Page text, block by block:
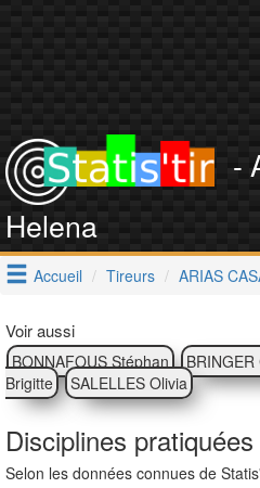
-
Helena
Accueil Tireurs ARIAS
Voir aussi
BONNAFOUS Stéphan
Brigitte
SALELLES Olivia
Disciplines pratiquées
Selon les données connues de